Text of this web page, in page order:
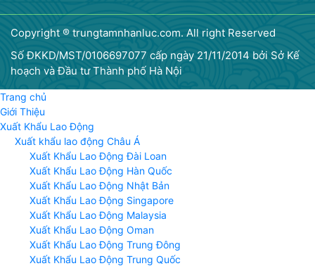
Copyright ® trungtamnhanluc.com. All right Reserved
Số ĐKKD/MST/0106697077 cấp ngày 21/11/2014 bởi Sở Kế
hoạch và Đầu tư Thành phố Hà Nội
Trang chủ
Giới Thiệu
Xuất Khẩu Lao Động
Xuất khẩu lao động Châu Á
Xuất Khẩu Lao Động Đài Loan
Xuất Khẩu Lao Động Hàn Quốc
Xuất Khẩu Lao Động Nhật Bản
Xuất Khẩu Lao Động Singapore
Xuất Khẩu Lao Động Malaysia
Xuất Khẩu Lao Động Oman
Xuất Khẩu Lao Động Trung Đông
Xuất Khẩu Lao Động Trung Quốc